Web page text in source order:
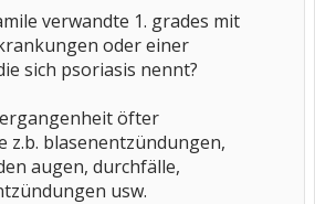
verwandte 1. grades mit
oder einer
sich psoriasis nennt?
öfter
z.b. blasenentzündungen,
augen, durchfälle,
usw.